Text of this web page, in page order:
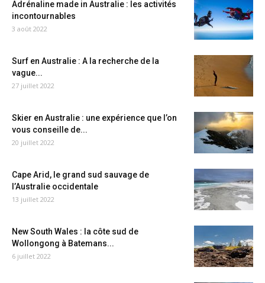
Adrénaline made in Australie : les activités
incontournables
3 août 2022
Surf en Australie : A la recherche de la
vague...
27 juillet 2022
Skier en Australie : une expérience que l’on
vous conseille de...
20 juillet 2022
Cape Arid, le grand sud sauvage de
l’Australie occidentale
13 juillet 2022
New South Wales : la côte sud de
Wollongong à Batemans...
6 juillet 2022